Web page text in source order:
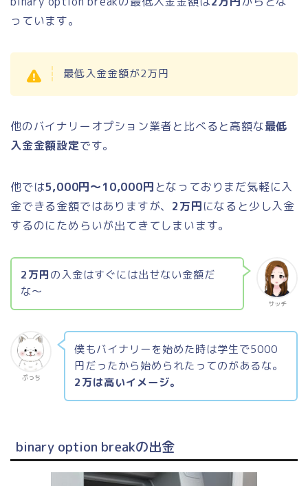
っています。
最低入金金額が2万円
他のバイナリーオプション業者と比べると高額な最低
入金金額設定です。
他では5,000円〜10,000円となっておりまだ気軽に入
金できる金額ではありますが、 2万円になると少し入金
するのにためらいが出てきてしまいます。
サッチ
2万円の入金はすぐには出せない金額だ
な〜
ぷっち
僕もバイナリーを始めた時は学生で5000
円だったから始められたってのがあるな。
2万は高いイメージ。
binary option breakの出金